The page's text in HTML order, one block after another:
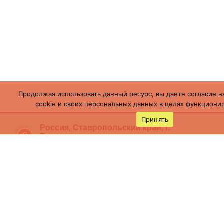
Россия, Ставропольский край, г.
Буденновск,
Продолжая использовать данный ресурс, вы даете согласие
cookie и своих персональных данных в целях
Принять